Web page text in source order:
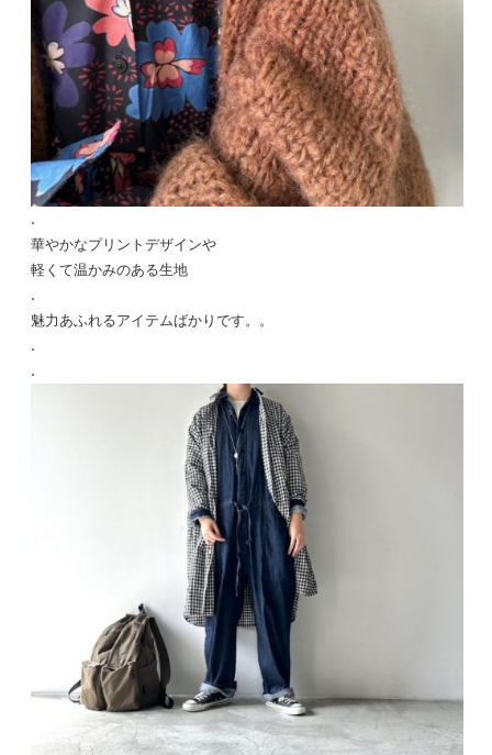
.
華やかなプリントデザインや
軽くて温かみのある生地
.
魅力あふれるアイテムばかりです。。
.
.